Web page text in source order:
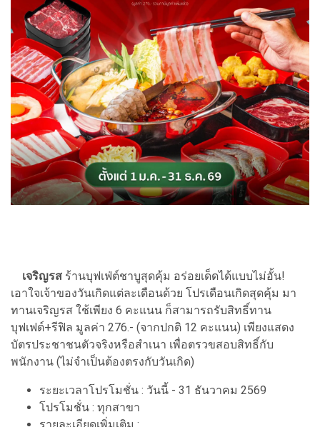
เจริญรส ร้านบุฟเฟ่ต์ชาบูสุดคุ้ม อร่อยเด็ดได้แบบไม่อั้น!
เอาใจเจ้าของวันเกิดแต่ละเดือนด้วย โปรเดือนเกิดสุดคุ้ม มา
ทานเจริญรส ใช้เพียง 6 คะแนน ก็สามารถรับสิทธิ์ทาน
บุฟเฟต์+รีฟิล มูลค่า 276.- (จากปกติ 12 คะแนน) เพียงแสดง
บัตรประชาชนตัวจริงหรือสำเนา เพื่อตรวขสอบสิทธิ์กับ
พนักงาน (ไม่จำเป็นต้องตรงกับวันเกิด)
ระยะเวลาโปรโมชั่น : วันนี้ - 31 ธันวาคม 2569
โปรโมชั่น : ทุกสาขา
รายละเอียดเพิ่มเติม :